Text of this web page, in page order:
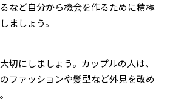
など自分から機会を作るために積極
ましょう。
切にしましょう。カップルの人は、
ファッションや髪型など外見を改め